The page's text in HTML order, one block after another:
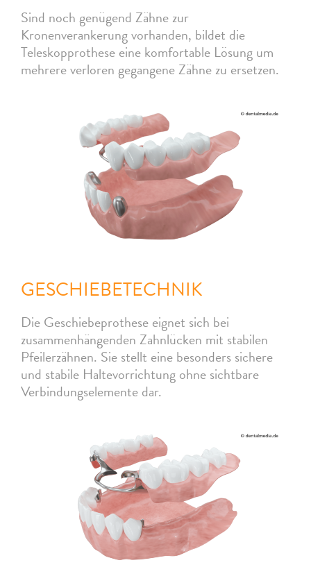
Sind noch genügend Zähne zur
Kronenverankerung vorhanden, bildet die
Teleskopprothese eine komfortable Lösung um
mehrere verloren gegangene Zähne zu ersetzen.
GESCHIEBETECHNIK
Die Geschiebeprothese eignet sich bei
zusammenhängenden Zahnlücken mit stabilen
Pfeilerzähnen. Sie stellt eine besonders sichere
und stabile Haltevorrichtung ohne sichtbare
Verbindungselemente dar.